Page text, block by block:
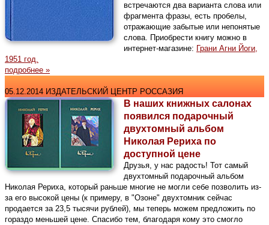
встречаются два варианта слова или
фрагмента фразы, есть пробелы,
отражающие забытые или непонятые
слова. Приобрести книгу можно в
интернет-магазине: Грани Агни Йоги,
1951 год.
подробнее »
05.12.2014 ИЗДАТЕЛЬСКИЙ ЦЕНТР РОССАЗИЯ
В наших книжных салонах
появился подарочный
двухтомный альбом
Николая Рериха по
доступной цене
Друзья, у нас радость! Тот самый
двухтомный подарочный альбом
Николая Рериха, который раньше многие не могли себе позволить из-
за его высокой цены (к примеру, в "Озоне" двухтомник сейчас
продается за 23,5 тысячи рублей), мы теперь можем предложить по
гораздо меньшей цене. Спасибо тем, благодаря кому это смогло